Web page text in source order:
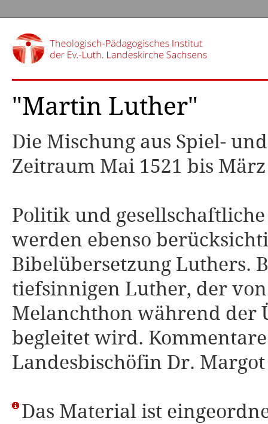
"Martin Luther"
Die Mischung aus Spiel-
Zeitraum Mai 1521 bis
Politik und
werden ebenso
Bibelübersetzung Luthers.
tiefsinnigen Luther, der
Melanchthon während der
begleitet wird.
Landesbischöfin Dr.
Das Material ist